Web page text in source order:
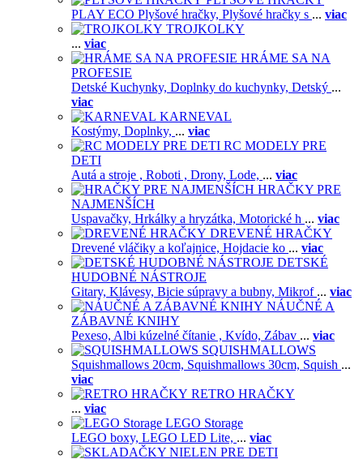
PLAY ECO Plyšové hračky, Plyšové hračky s ... viac
TROJKOLKY
... viac
HRÁME SA NA
PROFESIE
Detské Kuchynky, Doplnky do kuchynky, Detský ...
viac
KARNEVAL
Kostýmy, Doplnky, ... viac
RC MODELY PRE
DETI
Autá a stroje , Roboti , Drony, Lode, ... viac
HRAČKY PRE
NAJMENŠÍCH
Uspavačky, Hrkálky a hryzátka, Motorické h ... viac
DREVENÉ HRAČKY
Drevené vláčiky a koľajnice, Hojdacie ko ... viac
DETSKÉ
HUDOBNÉ NÁSTROJE
Gitary, Klávesy, Bicie súpravy a bubny, Mikrof ... viac
NÁUČNÉ A
ZÁBAVNÉ KNIHY
Pexeso, Albi kúzelné čítanie , Kvído, Zábav ... viac
SQUISHMALLOWS
Squishmallows 20cm, Squishmallows 30cm, Squish ...
viac
RETRO HRAČKY
... viac
LEGO Storage
LEGO boxy, LEGO LED Lite, ... viac